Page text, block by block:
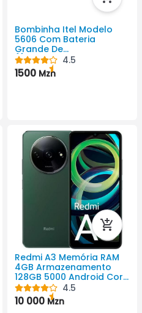
Bombinha Itel Modelo
5606 Com Bateria
Grande De
{{Amperagem Da Bateria
}} MAh.
4.5
1500 Mzn
Redmi A3 Memória RAM
4GB Armazenamento
128GB 5000 Android Cor
Preto 720 X 1650 Pixel
4.5
10 000 Mzn